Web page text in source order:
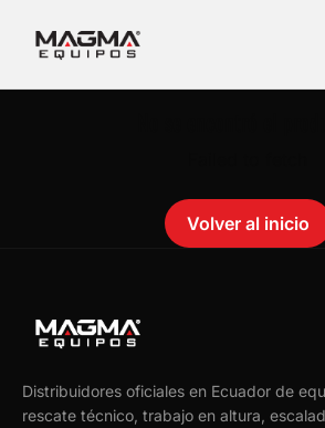
Volver al inicio
Distribuidores oficiales en Ecuador de
rescate técnico, trabajo en altura,